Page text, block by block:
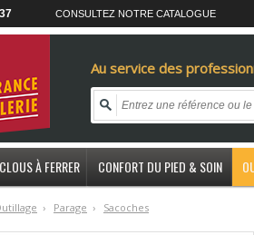
CONSULTEZ NOTRE CATALOGUE
Au service des
CLOUS À FERRER CONFORT DU PIED & SOIN
utillage › Parage › Sacoches